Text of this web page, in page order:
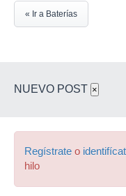
« Ir a Baterías
NUEVO POST ×
Regístrate o
hilo